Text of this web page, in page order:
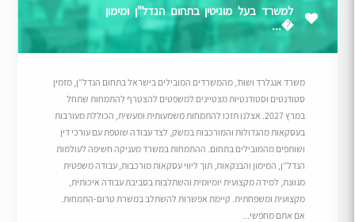
למשרד בעל מוניטין בתחום הנדל"ן ומימון
�...
משרד אנגלרד ושות’, מהמשרדים המובילים בישראל בתחום הנדל”ן, מזמין
סטודנטים וסטודנטיות מצטיינים למשפטים להצטרף להתמחות שתחל
במרץ 2027. אצלנו תזכו להתמחות משמעותית ומעשית, הכוללת מעורבות
בעסקאות מהגדולות והמורכבות במשק, לצד עבודה שוטפת עם עורכי דין
ושותפים מהמובילים בתחום. ההתמחות במשרד מעניקה חשיפה לעולמות
הנדל”ן, המימון והבנקאות, תוך ליווי עסקאות מורכבות, עבודה משפטית
מגוונת, למידה מקצועית יומיומית והשתלבות בסביבת עבודה איכותית,
מקצועית ומשפחתית. קיימת אפשרות להשתלב במשרת טרום-התמחות.
אם אתם מחפשי...